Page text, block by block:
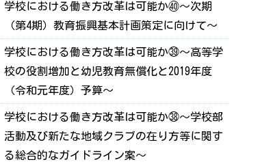
学校における働き方改革は可能か㊵～次期
（第4期）教育振興基本計画策定に向けて～
学校における働き方改革は可能か㊴～高等学
校の役割増加と幼児教育無償化と2019年度
（令和元年度）予算～
学校における働き方改革は可能か㊳～学校部
活動及び新たな地域クラブの在り方等に関す
る総合的なガイドライン案～